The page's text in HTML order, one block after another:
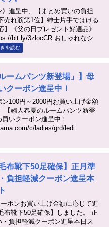
》進呈中、【まとめ買いの負担
売れ筋第1位】紳士片手ではける
】《父の日プレゼント好適品》
bit.ly/3zlocCR おしゃれなシ
を読む
ームパンツ新登場」】母
クーポン進呈中！
100円～2000円お買い上げ金額
【婦人春夏のルームパンツ新登
いクーポン進呈中！
c/ladies/grd/ledi
布靴下50足確保】正月準
負担軽減クーポン進呈本
ポンお買い上げ金額に応じて進
布靴下50足確保】しました。 正
・負担軽減クーポン進呈本日ス